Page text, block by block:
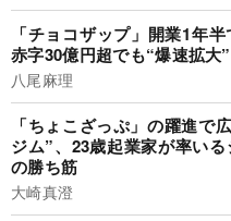
「チョコザップ」開業1年
赤字30億円超でも“爆速拡大
八尾麻理
「ちょこざっぷ」の躍進で
ジム”、23歳起業家が率い
の勝ち筋
大崎真澄